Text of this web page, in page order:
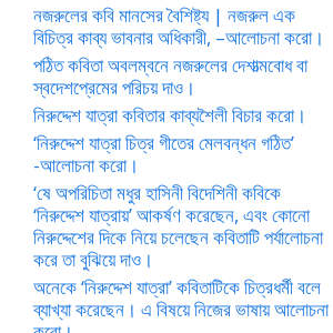
নজরুলের কবি মানসের বৈশিষ্ট্য | নজরুল এক
বিচিত্র কাব্য ভাবনার অধিকারী, –আলোচনা করো।
পঠিত কবিতা অবলম্বনে নজরুলের দেশাত্মবোধ বা
স্বদেশপ্রেমের পরিচয় দাও।
নিরুদ্দেশ যাত্রা কবিতার কাব্যশৈলী বিচার করো।
‘নিরুদ্দেশ যাত্রা চিত্র গীতের মেলবন্ধন গঠিত’
-আলোচনা করো।
‘ষে অপরিচিতা মধুর হাসিনী বিদেশিনী কবিকে
‘নিরুদ্দেশ যাত্রায়’ আকর্ষণ করেছেন, এবং কোনো
নিরুদ্দেশের দিকে নিয়ে চলেছেন কবিতাটি পর্যালোচনা
করে তা বুঝিয়ে দাও।
অনেকে ‘নিরুদ্দেশ যাত্রা’ কবিতাটিকে চিত্রধর্মী বলে
ব্যাখ্যা করেছেন। এ বিষয়ে নিজের ভাষায় আলোচনা